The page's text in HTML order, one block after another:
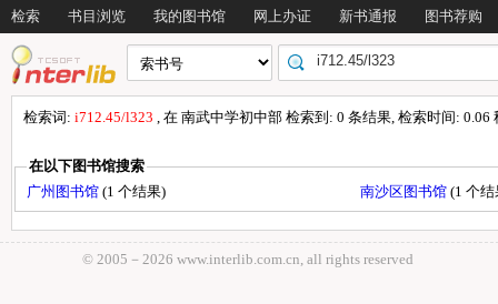
检索 书目浏览 我的图书馆 网上办证 新书通报 图书荐购
检索词: i712.45/l323 , 在 南武中学初中部 检索到: 0 条结果, 检索时间: 0.06
在以下图书馆搜索
广州图书馆 (1 个结果) 南沙区图书馆 (1 个结
© 2005－ 2026 www.interlib.com.cn, all rights reserved